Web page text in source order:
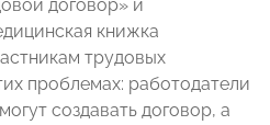
договор» и
книжка
трудовых
проблемах: работодатели
создавать договор, а